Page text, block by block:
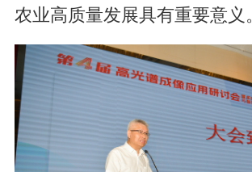
农业高质量发展具有重要意义。